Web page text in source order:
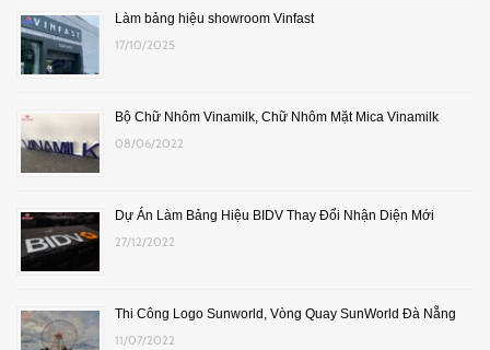
Làm bảng hiệu showroom Vinfast
17/10/2025
Bộ Chữ Nhôm Vinamilk, Chữ Nhôm Mặt Mica Vinamilk
08/06/2022
Dự Án Làm Bảng Hiệu BIDV Thay Đổi Nhận Diện Mới
27/12/2022
Thi Công Logo Sunworld, Vòng Quay SunWorld Đà Nẵng
11/07/2022